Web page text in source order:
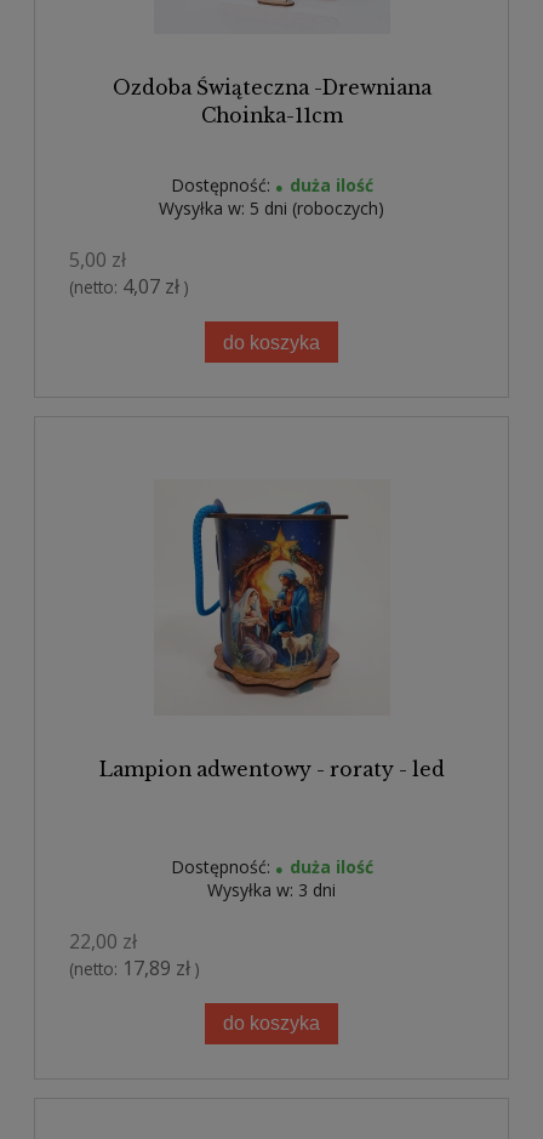
Ozdoba Świąteczna -Drewniana
Choinka-11cm
Dostępność:
duża ilość
Wysyłka w: 5 dni (roboczych)
5,00 zł
(netto: 4,07 zł )
do koszyka
Lampion adwentowy - roraty - led
Dostępność:
duża ilość
Wysyłka w: 3 dni
22,00 zł
(netto: 17,89 zł )
do koszyka